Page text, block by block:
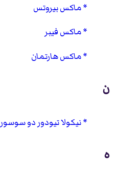
ماكس بيروتس
ماكس فيبر
ماكس هارتمان
ن
نيكولا تيودور دو سوسور
ه